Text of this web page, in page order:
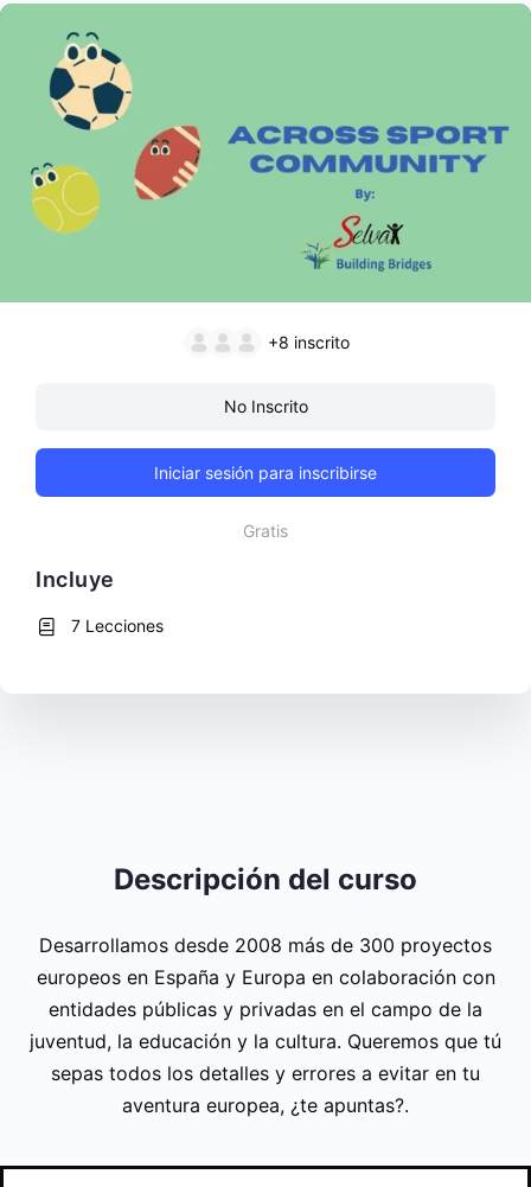
Descripción del curso
Desarrollamos desde 2008 más de 300 proyectos
europeos en España y Europa en colaboración con
entidades públicas y privadas en el campo de la
juventud, la educación y la cultura. Queremos que tú
sepas todos los detalles y errores a evitar en tu
aventura europea, ¿te apuntas?.
+8 inscrito
No Inscrito
Iniciar sesión para inscribirse
Gratis
Incluye
7 Lecciones